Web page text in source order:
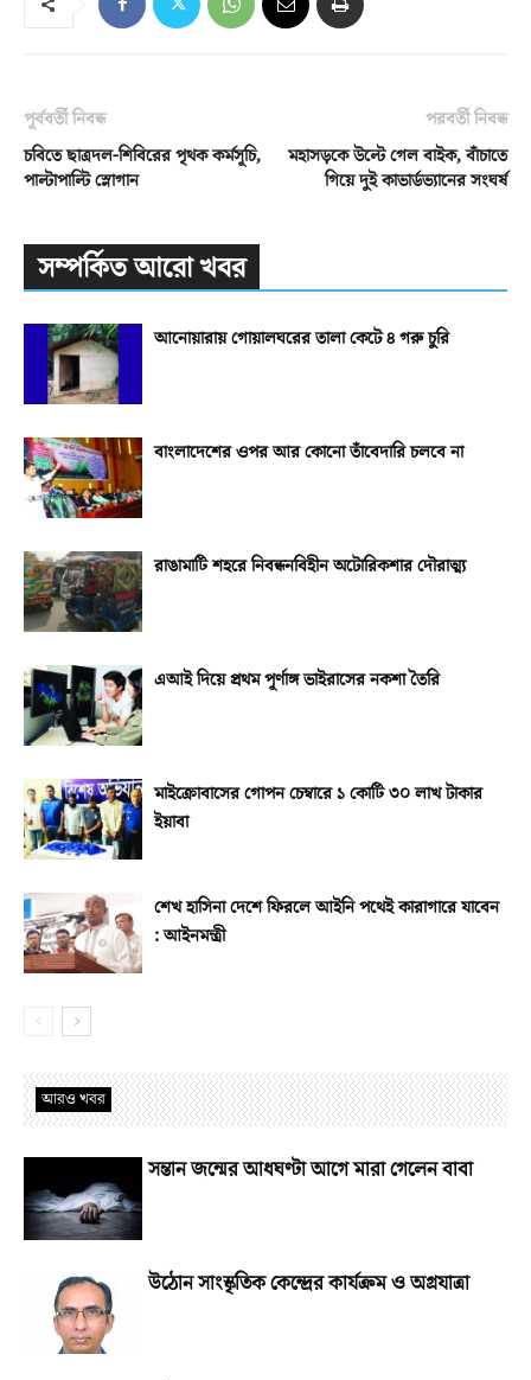
পূর্ববর্তী নিবন্ধ
চবিতে ছাত্রদল-শিবিরের পৃথক কর্মসূচি,
পাল্টাপাল্টি স্লোগান
পরবর্তী নিবন্ধ
মহাসড়কে উল্টে গেল বাইক, বাঁচাতে
গিয়ে দুই কাভার্ডভ্যানের সংঘর্ষ
সম্পর্কিত আরো খবর
আনোয়ারায় গোয়ালঘরের তালা কেটে ৪ গরু চুরি
বাংলাদেশের ওপর আর কোনো তাঁবেদারি চলবে না
রাঙামাটি শহরে নিবন্ধনবিহীন অটোরিকশার দৌরাত্ম্য
এআই দিয়ে প্রথম পূর্ণাঙ্গ ভাইরাসের নকশা তৈরি
মাইক্রোবাসের গোপন চেম্বারে ১ কোটি ৩০ লাখ টাকার
ইয়াবা
শেখ হাসিনা দেশে ফিরলে আইনি পথেই কারাগারে যাবেন
: আইনমন্ত্রী
আরও খবর
সন্তান জন্মের আধঘণ্টা আগে মারা গেলেন বাবা
উঠোন সাংস্কৃতিক কেন্দ্রের কার্যক্রম ও অগ্রযাত্রা